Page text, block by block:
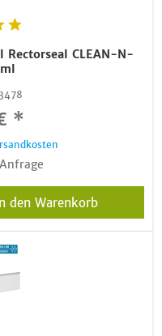
CLEAN-N-
3478
*
den Warenkorb